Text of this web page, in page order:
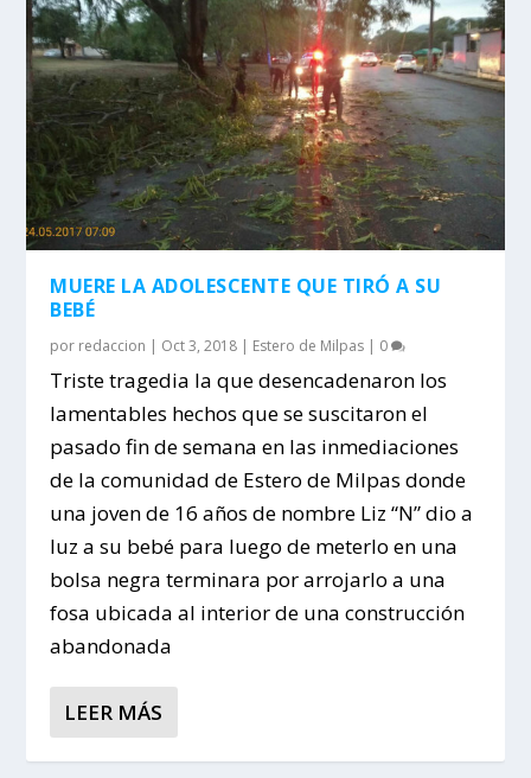
MUERE LA ADOLESCENTE QUE TIRÓ A SU
BEBÉ
por redaccion | Oct 3, 2018 | Estero de Milpas | 0
Triste tragedia la que desencadenaron los
lamentables hechos que se suscitaron el
pasado fin de semana en las inmediaciones
de la comunidad de Estero de Milpas donde
una joven de 16 años de nombre Liz “N” dio a
luz a su bebé para luego de meterlo en una
bolsa negra terminara por arrojarlo a una
fosa ubicada al interior de una construcción
abandonada
LEER MÁS